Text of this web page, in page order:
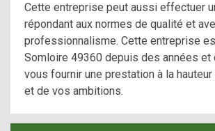
Cette entreprise peut aussi effectuer
répondant aux normes de qualité et
professionnalisme. Cette entreprise
Somloire 49360 depuis des années et
vous fournir une prestation à la
et de vos ambitions.